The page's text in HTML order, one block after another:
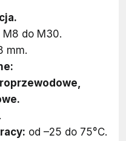
M8 do M30.
mm.
od –25 do 75°C.